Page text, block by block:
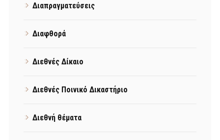
Διαπραγματεύσεις
Διαφθορά
Διεθνές Δίκαιο
Διεθνές Ποινικό Δικαστήριο
Διεθνή θέματα